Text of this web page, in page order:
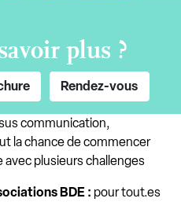
plus ?
Rendez-vous
communication,
la chance de commencer
plusieurs challenges
BDE : pour tout.es